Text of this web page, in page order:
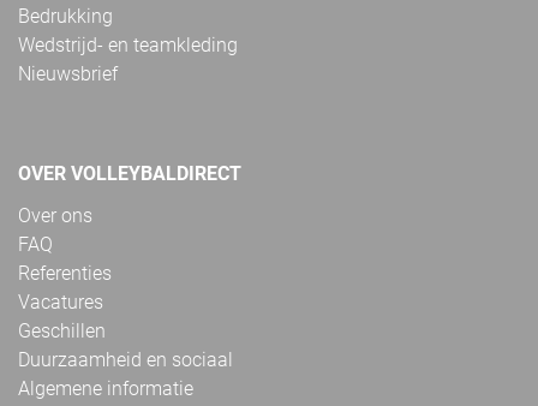
Bedrukking
Wedstrijd- en teamkleding
Nieuwsbrief
OVER VOLLEYBALDIRECT
Over ons
FAQ
Referenties
Vacatures
Geschillen
Duurzaamheid en sociaal
Algemene informatie